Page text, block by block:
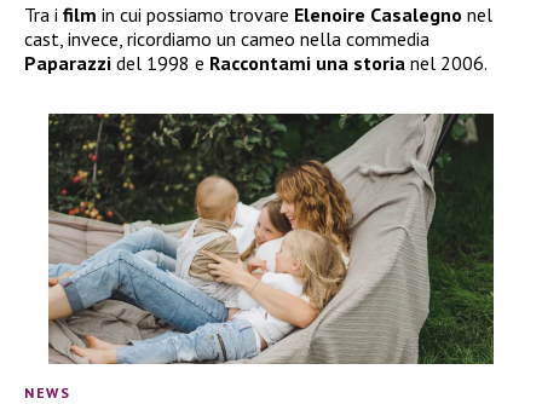
Tra i film in cui possiamo trovare Elenoire Casalegno nel
cast, invece, ricordiamo un cameo nella commedia
Paparazzi del 1998 e Raccontami una storia nel 2006.
NEWS